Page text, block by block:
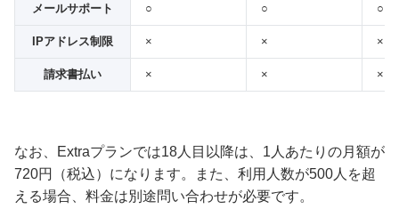
メールサポート ○ ○ ○
IPアドレス制限 × × ×
請求書払い × × ×
なお、Extraプランでは18人目以降は、1人あたりの月額が
720円（税込）になります。また、利用人数が500人を超
える場合、料金は別途問い合わせが必要です。